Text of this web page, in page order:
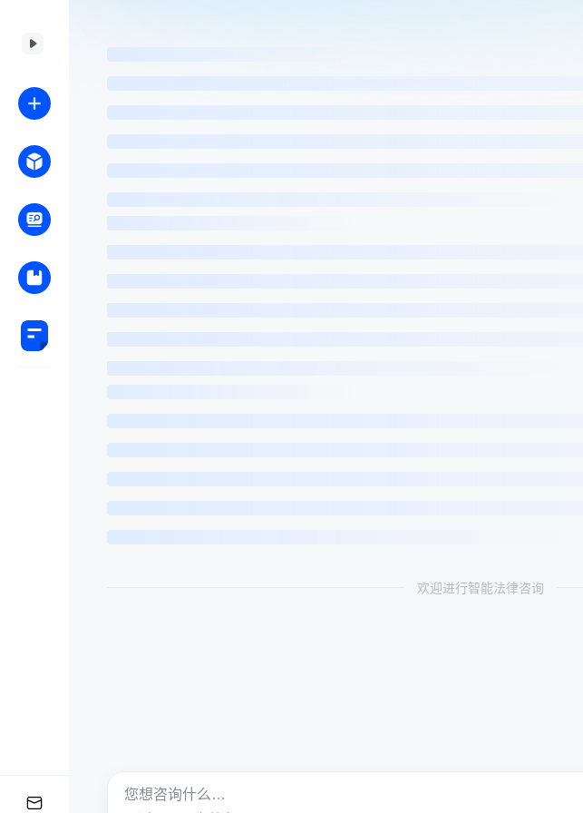
欢迎进行智能法律咨询